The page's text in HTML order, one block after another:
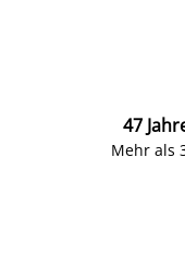
47
Mehr als